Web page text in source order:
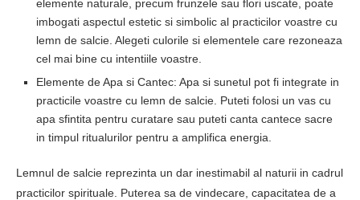
elemente naturale, precum frunzele sau flori uscate, poate
imbogati aspectul estetic si simbolic al practicilor voastre cu
lemn de salcie. Alegeti culorile si elementele care rezoneaza
cel mai bine cu intentiile voastre.
Elemente de Apa si Cantec: Apa si sunetul pot fi integrate in
practicile voastre cu lemn de salcie. Puteti folosi un vas cu
apa sfintita pentru curatare sau puteti canta cantece sacre
in timpul ritualurilor pentru a amplifica energia.
Lemnul de salcie reprezinta un dar inestimabil al naturii in cadrul
practicilor spirituale. Puterea sa de vindecare, capacitatea de a